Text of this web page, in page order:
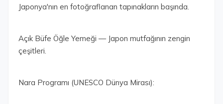
Japonya'nın en fotoğraflanan tapınakların başında.
Açık Büfe Öğle Yemeği — Japon mutfağının zengin
çeşitleri.
Nara Programı (UNESCO Dünya Mirası):